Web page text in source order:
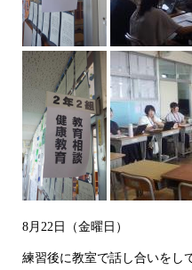
8月22日（金曜日）
練習後に教室で話し合いをし